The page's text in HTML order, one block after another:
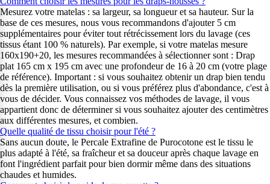
Mesurez votre matelas : sa largeur, sa longueur et sa hauteur. Sur la
base de ces mesures, nous vous recommandons d'ajouter 5 cm
supplémentaires pour éviter tout rétrécissement lors du lavage (ces
tissus étant 100 % naturels). Par exemple, si votre matelas mesure
160x190+20, les mesures recommandées à sélectionner sont : Drap
plat 165 cm x 195 cm avec une profondeur de 16 à 20 cm (votre plage
de référence). Important : si vous souhaitez obtenir un drap bien tendu
dès la première utilisation, ou si vous préférez plus d'abondance, c'est à
vous de décider. Vous connaissez vos méthodes de lavage, il vous
appartient donc de déterminer si vous souhaitez ajouter des centimètres
aux différentes mesures, et combien.
Quelle qualité de tissu choisir pour l'été ?
Sans aucun doute, le Percale Extrafine de Purocotone est le tissu le
plus adapté à l'été, sa fraîcheur et sa douceur après chaque lavage en
font l'ingrédient parfait pour bien dormir même dans des situations
chaudes et humides.